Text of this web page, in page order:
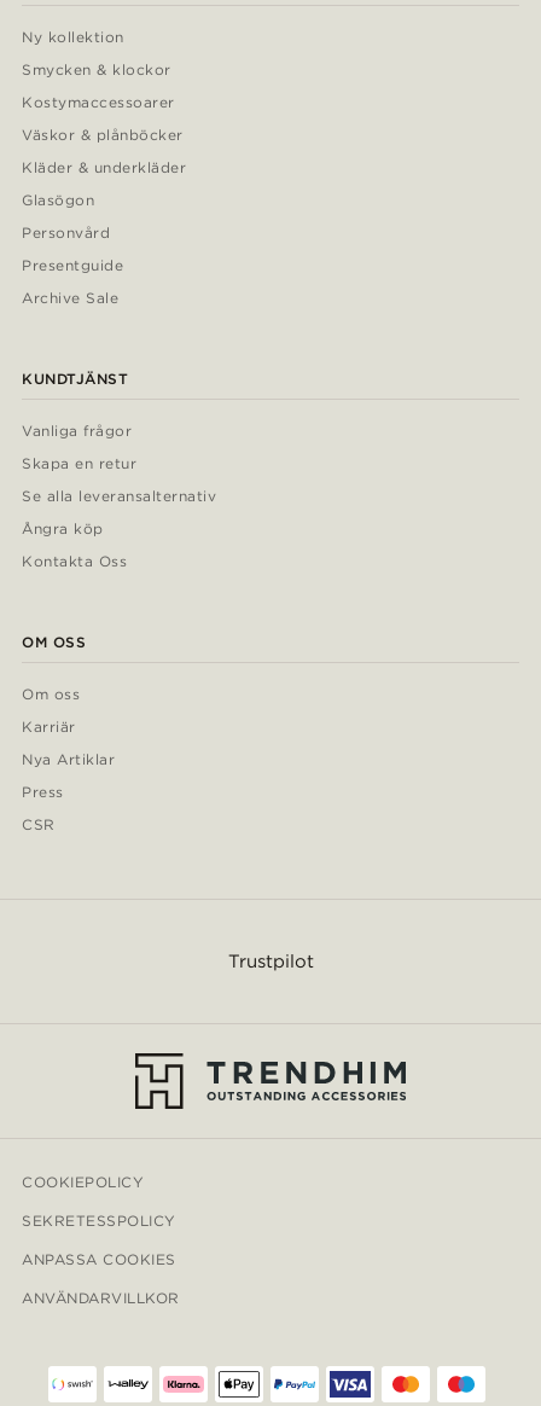
Ny kollektion
Smycken & klockor
Kostymaccessoarer
Väskor & plånböcker
Kläder & underkläder
Glasögon
Personvård
Presentguide
Archive Sale
KUNDTJÄNST
Vanliga frågor
Skapa en retur
Se alla leveransalternativ
Ångra köp
Kontakta Oss
OM OSS
Om oss
Karriär
Nya Artiklar
Press
CSR
Trustpilot
COOKIEPOLICY
SEKRETESSPOLICY
ANPASSA COOKIES
ANVÄNDARVILLKOR